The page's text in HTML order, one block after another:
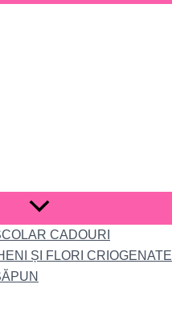
CADOURI
ȘI FLORI CRIOGENATE